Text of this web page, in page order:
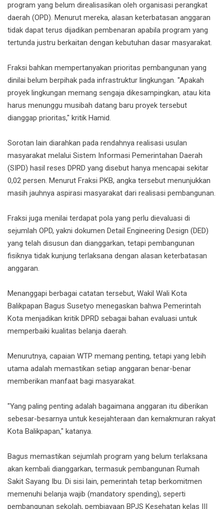
program yang belum direalisasikan oleh organisasi perangkat
daerah (OPD). Menurut mereka, alasan keterbatasan anggaran
tidak dapat terus dijadikan pembenaran apabila program yang
tertunda justru berkaitan dengan kebutuhan dasar masyarakat.
Fraksi bahkan mempertanyakan prioritas pembangunan yang
dinilai belum berpihak pada infrastruktur lingkungan. "Apakah
proyek lingkungan memang sengaja dikesampingkan, atau kita
harus menunggu musibah datang baru proyek tersebut
dianggap prioritas," kritik Hamid.
Sorotan lain diarahkan pada rendahnya realisasi usulan
masyarakat melalui Sistem Informasi Pemerintahan Daerah
(SIPD) hasil reses DPRD yang disebut hanya mencapai sekitar
0,02 persen. Menurut Fraksi PKB, angka tersebut menunjukkan
masih jauhnya aspirasi masyarakat dari realisasi pembangunan.
Fraksi juga menilai terdapat pola yang perlu dievaluasi di
sejumlah OPD, yakni dokumen Detail Engineering Design (DED)
yang telah disusun dan dianggarkan, tetapi pembangunan
fisiknya tidak kunjung terlaksana dengan alasan keterbatasan
anggaran.
Menanggapi berbagai catatan tersebut, Wakil Wali Kota
Balikpapan Bagus Susetyo menegaskan bahwa Pemerintah
Kota menjadikan kritik DPRD sebagai bahan evaluasi untuk
memperbaiki kualitas belanja daerah.
Menurutnya, capaian WTP memang penting, tetapi yang lebih
utama adalah memastikan setiap anggaran benar-benar
memberikan manfaat bagi masyarakat.
"Yang paling penting adalah bagaimana anggaran itu diberikan
sebesar-besarnya untuk kesejahteraan dan kemakmuran rakyat
Kota Balikpapan," katanya.
Bagus memastikan sejumlah program yang belum terlaksana
akan kembali dianggarkan, termasuk pembangunan Rumah
Sakit Sayang Ibu. Di sisi lain, pemerintah tetap berkomitmen
memenuhi belanja wajib (mandatory spending), seperti
pembangunan sekolah, pembiayaan BPJS Kesehatan kelas III